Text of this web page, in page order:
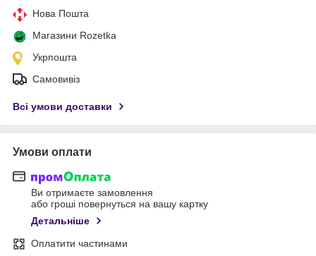
Нова Пошта
Магазини Rozetka
Укрпошта
Самовивіз
Всі умови доставки
Умови оплати
Ви отримаєте замовлення
або гроші повернуться на вашу картку
Детальніше
Оплатити частинами